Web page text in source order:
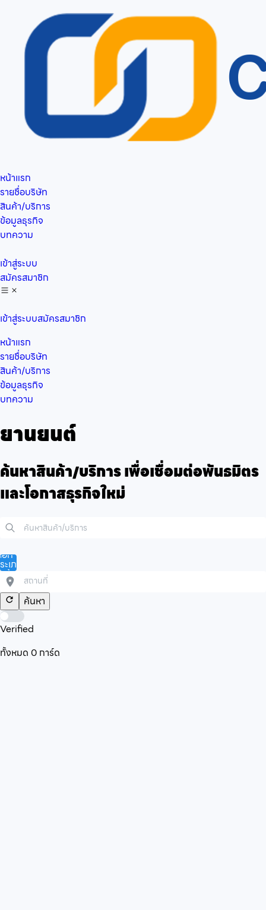
หน้าแรก
รายชื่อบริษัท
สินค้า/บริการ
ข้อมูลธุรกิจ
บทความ
เข้าสู่ระบบ
สมัครสมาชิก
เข้าสู่ระบบสมัครสมาชิก
หน้าแรก
รายชื่อบริษัท
สินค้า/บริการ
ข้อมูลธุรกิจ
บทความ
ยานยนต์
ค้นหาสินค้า/บริการ เพื่อเชื่อมต่อพันธมิตร
และโอกาสธุรกิจใหม่
อก
เภท
ค้า/
าร
ค้นหา
Verified
ทั้งหมด 0 การ์ด